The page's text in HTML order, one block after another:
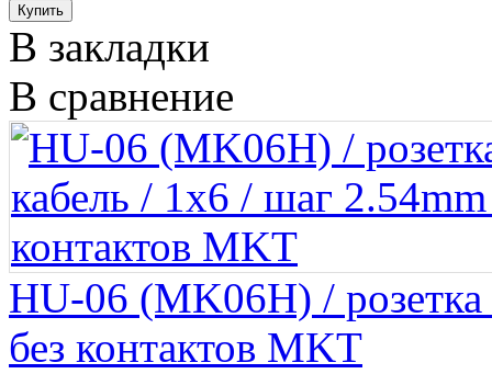
В закладки
В сравнение
HU-06 (MK06H) /
без контактов MKT